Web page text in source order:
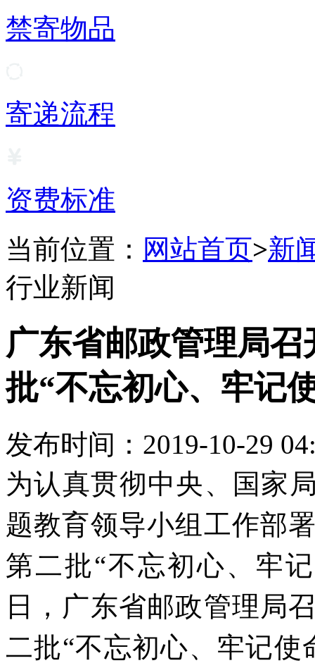
禁寄物品
寄递流程
资费标准
当前位置： 网站首页>新
行业新闻
广东省邮政管理局
批“不忘初心、牢记
发布时间：2019-10-29
为认真贯彻中央、国家
题教育领导小组工作部
第二批“不忘初心、牢
日，广东省邮政管理局
二批“不忘初心、牢记使